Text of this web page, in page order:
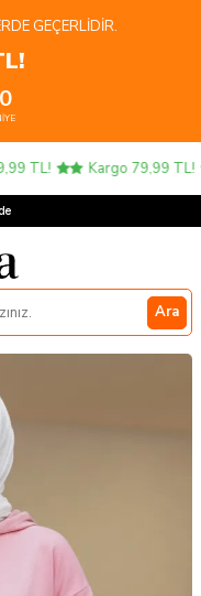
GEÇERLIDIR.
Kargo 79,99 TL! Kargo
4
Ara